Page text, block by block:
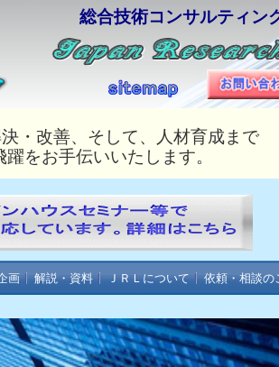
総合技術コンサルティン
・改善、そして、人材育成まで
をお手伝いいたします。
画 解説・資料 ＪＲＬについて 依頼・相談の